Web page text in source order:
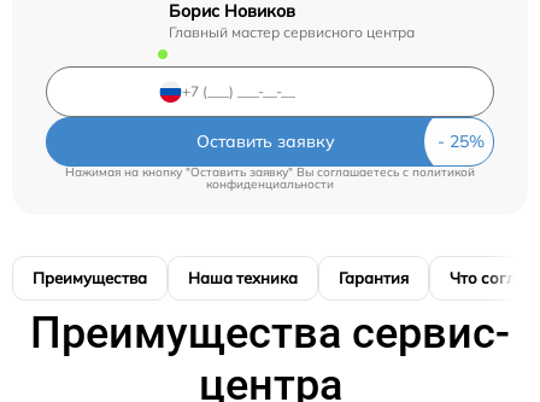
Борис Новиков
Главный мастер сервисного центра
Оставить заявку
Нажимая на кнопку "Оставить заявку" Вы соглашаетесь cполитикой
конфиденциальности
Преимущества Наша техника Гарантия Что
Преимущества сервис-
центра